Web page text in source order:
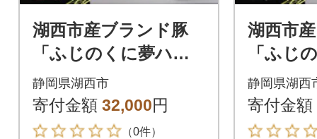
湖西市産ブランド豚
「ふじのくに夢ハー
ブ豚」味噌鍋用豚肉3
種(1.5kg)と手作り味
噌鍋つゆのセット
静岡県湖西市
寄付金額 32,000円
（0件）
湖西市
「ふじ
ブ豚」
用3種類
りポン
静岡県湖西
寄付金額